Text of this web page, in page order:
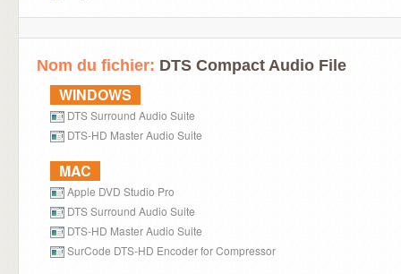
Nom du fichier: DTS Compact Audio File
WINDOWS
DTS Surround Audio Suite
DTS-HD Master Audio Suite
MAC
Apple DVD Studio Pro
DTS Surround Audio Suite
DTS-HD Master Audio Suite
SurCode DTS-HD Encoder for Compressor